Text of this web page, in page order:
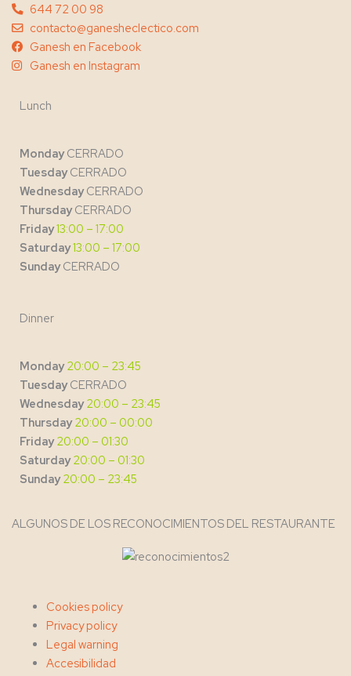
644 72 00 98
contacto@ganesheclectico.com
Ganesh en Facebook
Ganesh en Instagram
Lunch
MondayCERRADO
TuesdayCERRADO
WednesdayCERRADO
ThursdayCERRADO
Friday13:00 – 17:00
Saturday13:00 – 17:00
SundayCERRADO
Dinner
Monday 20:00 – 23:45
TuesdayCERRADO
Wednesday20:00 – 23:45
Thursday 20:00 – 00:00
Friday20:00 – 01:30
Saturday 20:00 – 01:30
Sunday 20:00 – 23:45
ALGUNOS DE LOS RECONOCIMIENTOS DEL RESTAURANTE
Cookies policy
Privacy policy
Legal warning
Accesibilidad
Menu